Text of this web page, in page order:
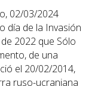
02/03/2024
día de la Invasión
2022 que Sólo
de una
el 20/02/2014,
ruso-ucraniana